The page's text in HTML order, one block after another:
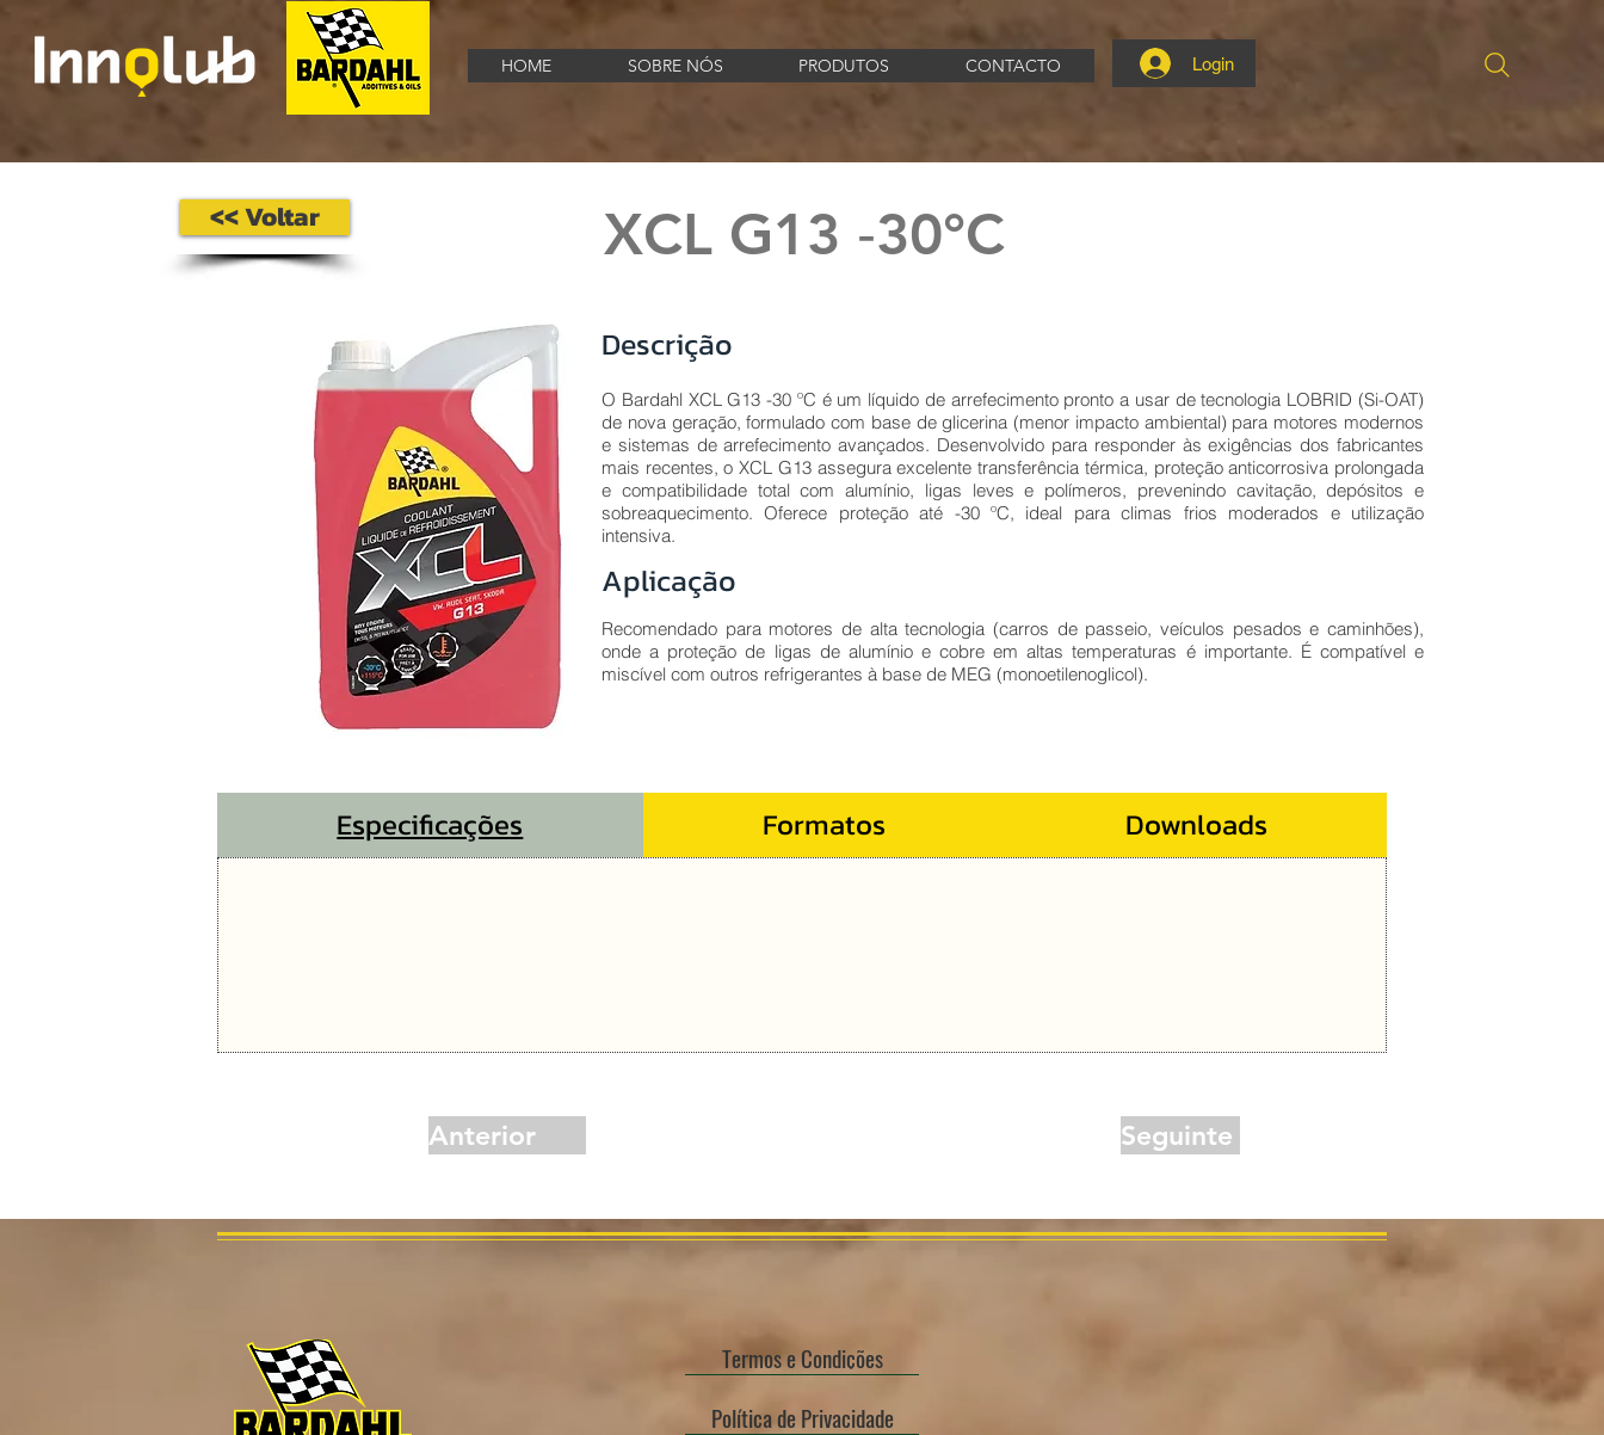
HOME SOBRE NÓS PRODUTOS CONTACTO Login
<< Voltar XCL G13 ‐30°C
Descrição
O Bardahl XCL G13 -30 ºC é um líquido de arrefecimento pronto a usar de tecnologia LOBRID (Si-OAT)
de nova geração, formulado com base de glicerina (menor impacto ambiental) para motores modernos
e sistemas de arrefecimento avançados. Desenvolvido para responder às exigências dos fabricantes
mais recentes, o XCL G13 assegura excelente transferência térmica, proteção anticorrosiva prolongada
e compatibilidade total com alumínio, ligas leves e polímeros, prevenindo cavitação, depósitos e
sobreaquecimento. Oferece proteção até -30 ºC, ideal para climas frios moderados e utilização
intensiva.
Aplicação
Recomendado para motores de alta tecnologia (carros de passeio, veículos pesados e caminhões),
onde a proteção de ligas de alumínio e cobre em altas temperaturas é importante. É compatível e
miscível com outros refrigerantes à base de MEG (monoetilenoglicol).
Especificações Formatos Downloads
Anterior Seguinte
Termos e Condições
Política de Privacidade